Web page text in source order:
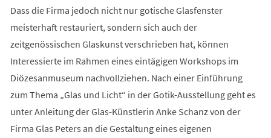
Dass die Firma jedoch nicht nur gotische Glasfenster
meisterhaft restauriert, sondern sich auch der
zeitgenössischen Glaskunst verschrieben hat, können
Interessierte im Rahmen eines eintägigen Workshops im
Diözesanmuseum nachvollziehen. Nach einer Einführung
zum Thema „Glas und Licht“ in der Gotik-Ausstellung geht es
unter Anleitung der Glas-Künstlerin Anke Schanz von der
Firma Glas Peters an die Gestaltung eines eigenen